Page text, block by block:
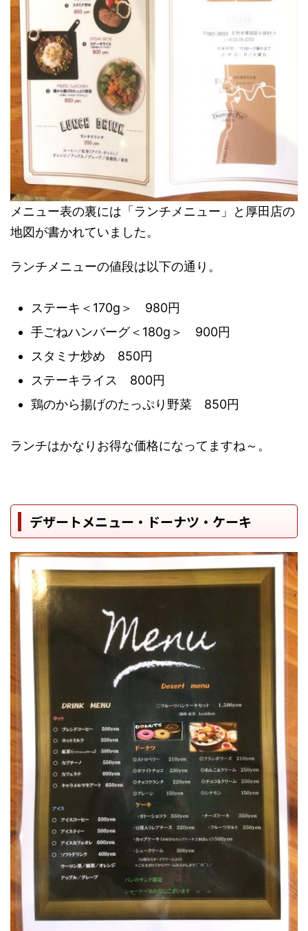
メニュー表の裏には「ランチメニュー」と厚田店の
地図が書かれていました。
ランチメニューの値段は以下の通り。
ステーキ＜170g＞ 980円
手ごねハンバーグ＜180g＞ 900円
スタミナ炒め 850円
ステーキライス 800円
鶏のから揚げのたっぷり野菜 850円
ランチはかなりお得な価格になってますね～。
デザートメニュー・ドーナツ・ケーキ